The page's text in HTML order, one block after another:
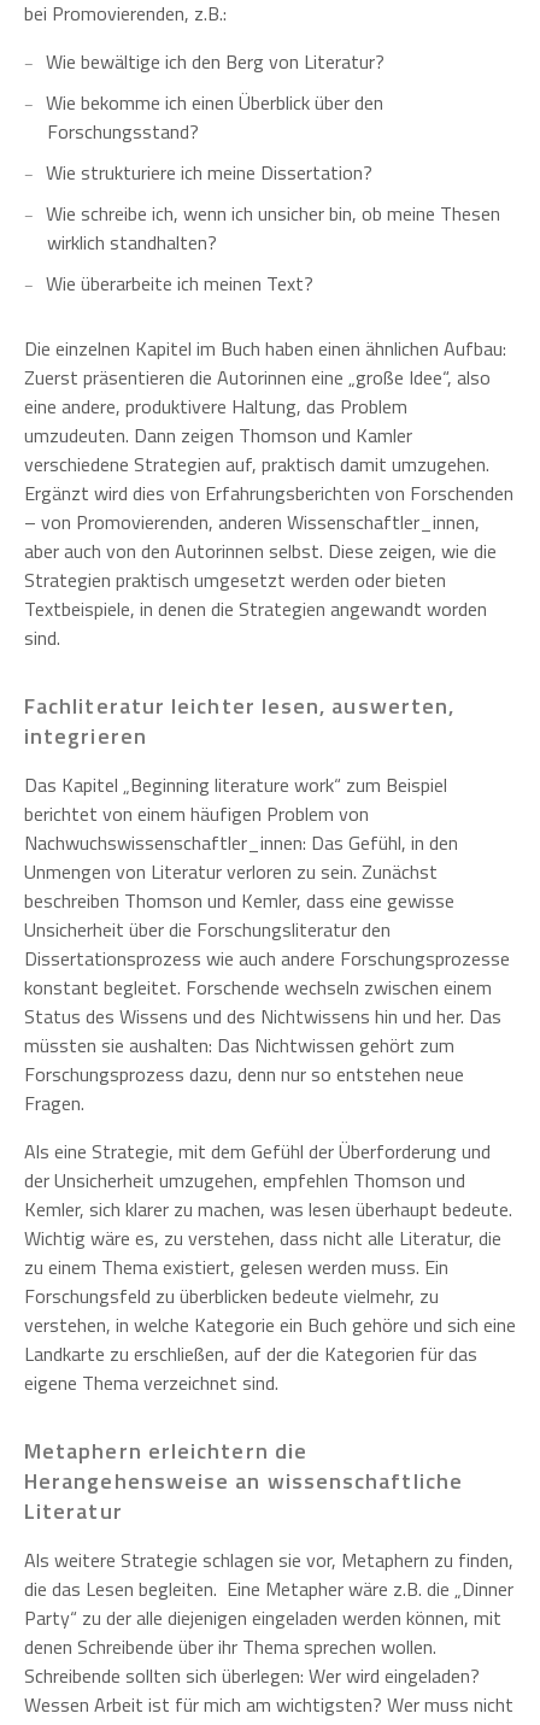
bei Promovierenden, z.B.:
Wie bewältige ich den Berg von Literatur?
Wie bekomme ich einen Überblick über den
Forschungsstand?
Wie strukturiere ich meine Dissertation?
Wie schreibe ich, wenn ich unsicher bin, ob meine Thesen
wirklich standhalten?
Wie überarbeite ich meinen Text?
Die einzelnen Kapitel im Buch haben einen ähnlichen Aufbau:
Zuerst präsentieren die Autorinnen eine „große Idee“, also
eine andere, produktivere Haltung, das Problem
umzudeuten. Dann zeigen Thomson und Kamler
verschiedene Strategien auf, praktisch damit umzugehen.
Ergänzt wird dies von Erfahrungsberichten von Forschenden
– von Promovierenden, anderen Wissenschaftler_innen,
aber auch von den Autorinnen selbst. Diese zeigen, wie die
Strategien praktisch umgesetzt werden oder bieten
Textbeispiele, in denen die Strategien angewandt worden
sind.
Fachliteratur leichter lesen, auswerten,
integrieren
Das Kapitel „Beginning literature work“ zum Beispiel
berichtet von einem häufigen Problem von
Nachwuchswissenschaftler_innen: Das Gefühl, in den
Unmengen von Literatur verloren zu sein. Zunächst
beschreiben Thomson und Kemler, dass eine gewisse
Unsicherheit über die Forschungsliteratur den
Dissertationsprozess wie auch andere Forschungsprozesse
konstant begleitet. Forschende wechseln zwischen einem
Status des Wissens und des Nichtwissens hin und her. Das
müssten sie aushalten: Das Nichtwissen gehört zum
Forschungsprozess dazu, denn nur so entstehen neue
Fragen.
Als eine Strategie, mit dem Gefühl der Überforderung und
der Unsicherheit umzugehen, empfehlen Thomson und
Kemler, sich klarer zu machen, was lesen überhaupt bedeute.
Wichtig wäre es, zu verstehen, dass nicht alle Literatur, die
zu einem Thema existiert, gelesen werden muss. Ein
Forschungsfeld zu überblicken bedeute vielmehr, zu
verstehen, in welche Kategorie ein Buch gehöre und sich eine
Landkarte zu erschließen, auf der die Kategorien für das
eigene Thema verzeichnet sind.
Metaphern erleichtern die
Herangehensweise an wissenschaftliche
Literatur
Als weitere Strategie schlagen sie vor, Metaphern zu finden,
die das Lesen begleiten. Eine Metapher wäre z.B. die „Dinner
Party“ zu der alle diejenigen eingeladen werden können, mit
denen Schreibende über ihr Thema sprechen wollen.
Schreibende sollten sich überlegen: Wer wird eingeladen?
Wessen Arbeit ist für mich am wichtigsten? Wer muss nicht